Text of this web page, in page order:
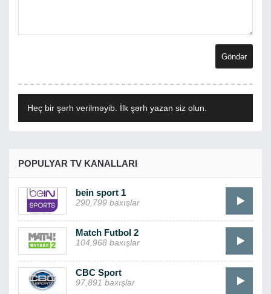
Heç bir şərh verilməyib. İlk şərh yazan siz olun.
POPULYAR TV KANALLARI
bein sport 1
290,799 baxışlar
Match Futbol 2
104,968 baxışlar
CBC Sport
97,891 baxışlar